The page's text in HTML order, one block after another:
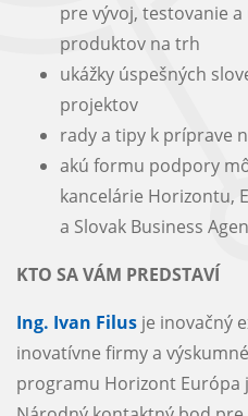
pre vývoj, testovanie
produktov na trh
ukážky úspešných
projektov
rady a tipy k príprave
akú formu podpory
kancelárie Horizontu,
a Slovak Business
KTO SA VÁM PREDSTAVÍ
Ing. Ivan Filus je inovačný
inovatívne firmy a
programu Horizont Európa